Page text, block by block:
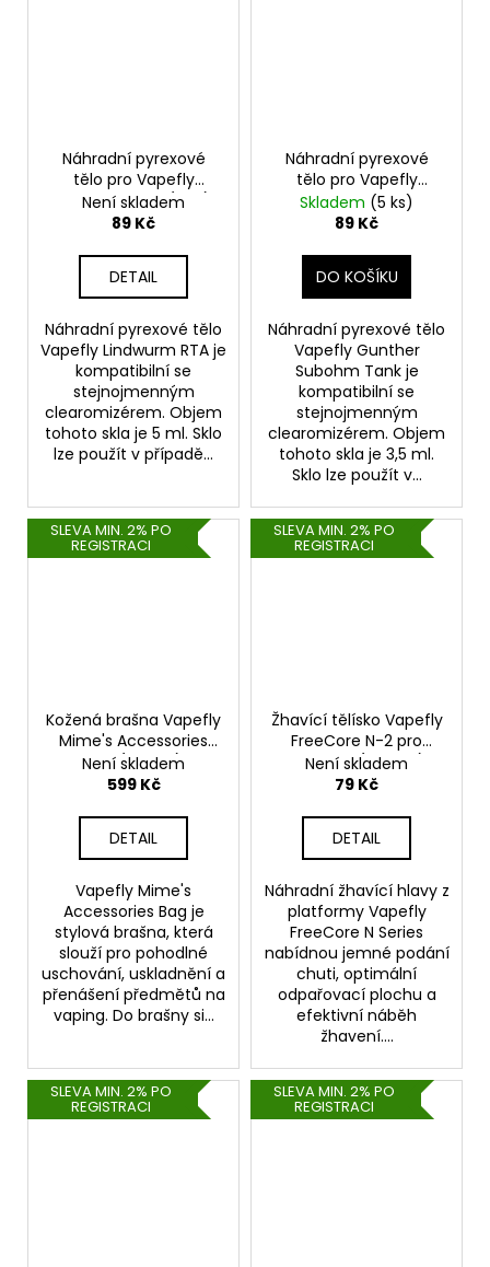
Náhradní pyrexové
tělo pro Vapefly
Lindwurm RTA (5ml)
Není skladem
89 Kč
DETAIL
Náhradní pyrexové tělo
Vapefly Lindwurm RTA je
kompatibilní se
stejnojmenným
clearomizérem. Objem
tohoto skla je 5 ml. Sklo
lze použít v případě...
Náhradní pyrexové
tělo pro Vapefly
Gunther Subohm Tank
(3,5ml)
Skladem (5 ks)
89 Kč
DO KOŠÍKU
Náhradní pyrexové tělo
Vapefly Gunther
Subohm Tank je
kompatibilní se
stejnojmenným
clearomizérem. Objem
tohoto skla je 3,5 ml.
Sklo lze použít v...
SLEVA MIN. 2% PO
REGISTRACI
Kožená brašna Vapefly
Mime's Accessories
Bag (Hnědá)
Není skladem
599 Kč
DETAIL
Vapefly Mime's
Accessories Bag je
stylová brašna, která
slouží pro pohodlné
uschování, uskladnění a
přenášení předmětů na
vaping. Do brašny si...
SLEVA MIN. 2% PO
REGISTRACI
Žhavící tělísko Vapefly
FreeCore N-2 pro
Nicolas II (1,2ohm)
(1ks)
Není skladem
79 Kč
DETAIL
Náhradní žhavící hlavy z
platformy Vapefly
FreeCore N Series
nabídnou jemné podání
chuti, optimální
odpařovací plochu a
efektivní náběh
žhavení....
SLEVA MIN. 2% PO
REGISTRACI
SLEVA MIN. 2% PO
REGISTRACI